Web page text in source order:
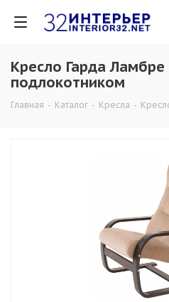
Кресло Гарда
подлокотником
Главная - Каталог - Кресла -